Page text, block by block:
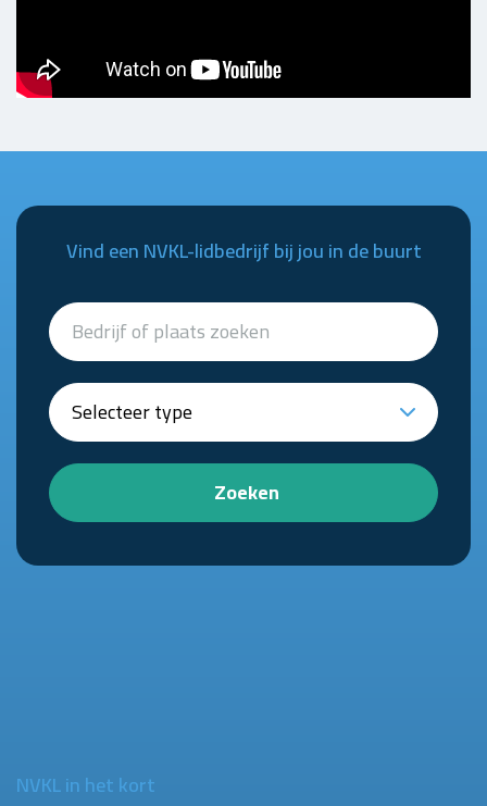
Vind een NVKL-lidbedrijf bij jou in de buurt
Zoeken
NVKL in het kort